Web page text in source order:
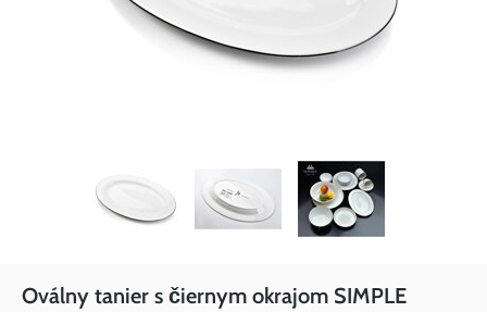
Oválny tanier s čiernym okrajom SIMPLE